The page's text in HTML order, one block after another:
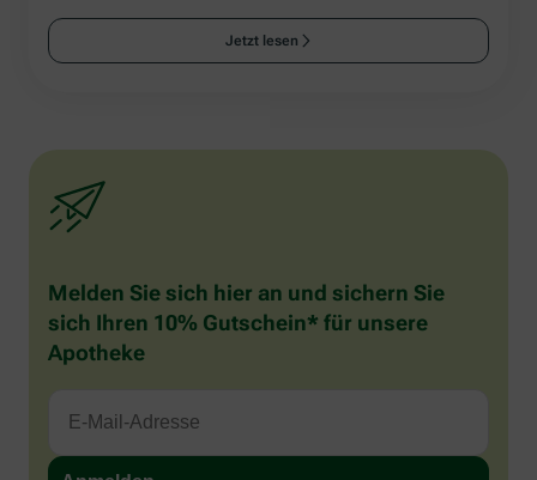
Jetzt lesen
Melden Sie sich hier an und sichern Sie
sich Ihren 10% Gutschein* für unsere
Apotheke